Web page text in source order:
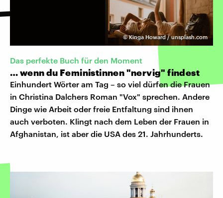
©Kinga Howard / unsplash.com
Das perfekte Buch für den Moment
… wenn du Feministinnen "nervig" findest
Einhundert Wörter am Tag – so viel dürfen die Frauen
in Christina Dalchers Roman "Vox" sprechen. Andere
Dinge wie Arbeit oder freie Entfaltung sind ihnen
auch verboten. Klingt nach dem Leben der Frauen in
Afghanistan, ist aber die USA des 21. Jahrhunderts.